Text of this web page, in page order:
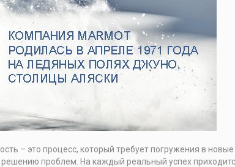
– это процесс, который требует погружения в
проблем. На каждый реальный успех